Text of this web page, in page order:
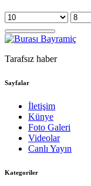
Tarafsız haber
Sayfalar
İletişim
Künye
Foto Galeri
Videolar
Canlı Yayın
Kategoriler